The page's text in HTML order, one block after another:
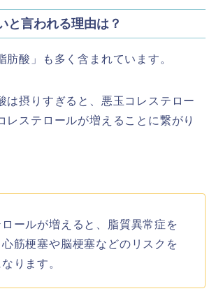
と言われる理由は？
肪酸」も多く含まれています。
は摂りすぎると、悪玉コレステロー
レステロールが増えることに繋がり
ールが増えると、脂質異常症を
筋梗塞や脳梗塞などのリスクを
ります。